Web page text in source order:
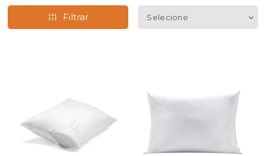
Filtrar